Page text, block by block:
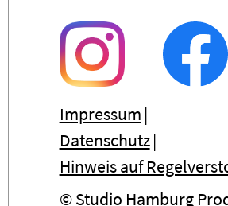
Impressum
Datenschutz
Hinweis auf
© Studio Hamburg